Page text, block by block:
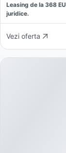
Leasing de la 368
juridice.
Vezi oferta